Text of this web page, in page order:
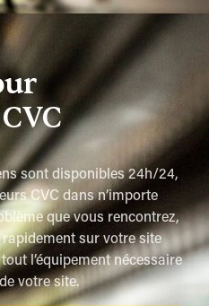
sont disponibles 24h/24,
CVC dans n’importe
que vous rencontrez,
sur votre site
l’équipement nécessaire
votre site.